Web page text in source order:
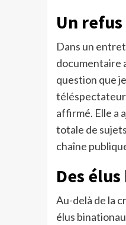
Un
Dans un
documentaire
question que
affirmé. Elle a
totale de
chaîne
Des
Au-delà de la
élus